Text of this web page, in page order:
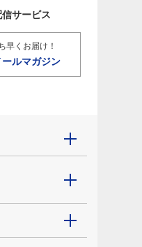
信サービス
早くお届け！
ルマガジン